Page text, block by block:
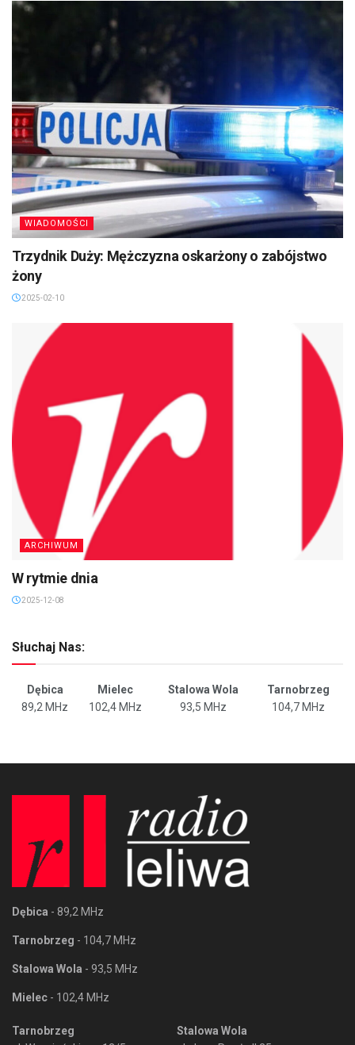
WIADOMOŚCI
Trzydnik Duży: Mężczyzna oskarżony o zabójstwo
żony
2025-02-10
ARCHIWUM
W rytmie dnia
2025-12-08
Słuchaj Nas:
Dębica Mielec Stalowa Wola
Tarnobrzeg
89,2 MHz
102,4 MHz 93,5 MHz 104,7 MHz
Dębica - 89,2 MHz
Tarnobrzeg - 104,7 MHz
Stalowa Wola - 93,5 MHz
Mielec - 102,4 MHz
Tarnobrzeg
Stalowa Wola